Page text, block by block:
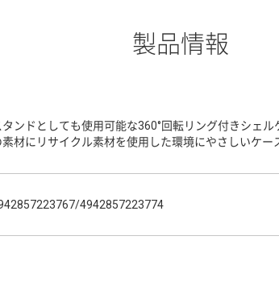
製品情報
タンドとしても使用可能な360°回転リング付きシェ
素材にリサイクル素材を使用した環境にやさしいケー
4942857223774